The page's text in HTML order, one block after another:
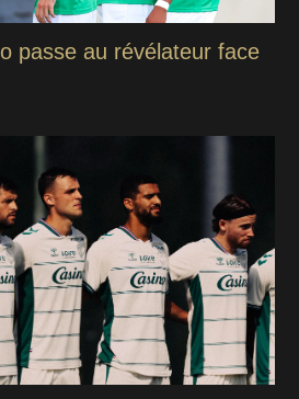
passe au révélateur face